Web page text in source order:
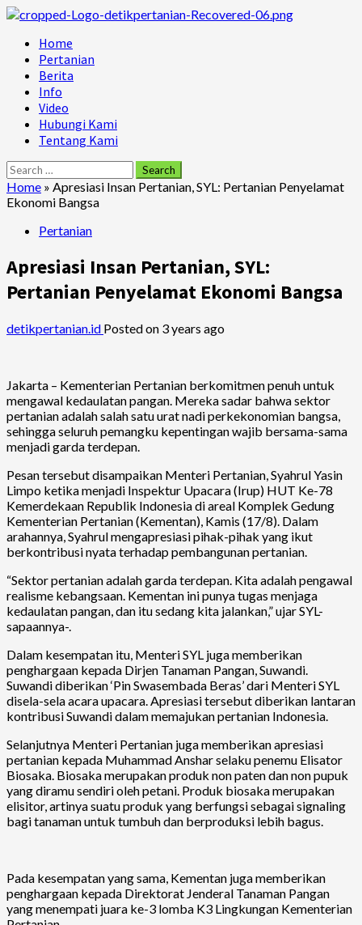
Skip
content
Primary
Menu
Home
Pertanian
Berita
Info
Video
Hubungi Kami
Tentang Kami
Search
for:
Home » Apresiasi Insan Pertanian, SYL: Pertanian Penyelamat
Ekonomi Bangsa
Pertanian
Apresiasi Insan Pertanian, SYL:
Pertanian Penyelamat Ekonomi Bangsa
detikpertanian.id Posted on 3 years ago
Jakarta – Kementerian Pertanian berkomitmen penuh untuk
mengawal kedaulatan pangan. Mereka sadar bahwa sektor
pertanian adalah salah satu urat nadi perkekonomian bangsa,
sehingga seluruh pemangku kepentingan wajib bersama-sama
menjadi garda terdepan.
Pesan tersebut disampaikan Menteri Pertanian, Syahrul Yasin
Limpo ketika menjadi Inspektur Upacara (Irup) HUT Ke-78
Kemerdekaan Republik Indonesia di areal Komplek Gedung
Kementerian Pertanian (Kementan), Kamis (17/8). Dalam
arahannya, Syahrul mengapresiasi pihak-pihak yang ikut
berkontribusi nyata terhadap pembangunan pertanian.
“Sektor pertanian adalah garda terdepan. Kita adalah pengawal
realisme kebangsaan. Kementan ini punya tugas menjaga
kedaulatan pangan, dan itu sedang kita jalankan,” ujar SYL-
sapaannya-.
Dalam kesempatan itu, Menteri SYL juga memberikan
penghargaan kepada Dirjen Tanaman Pangan, Suwandi.
Suwandi diberikan ‘Pin Swasembada Beras’ dari Menteri SYL
disela-sela acara upacara. Apresiasi tersebut diberikan lantaran
kontribusi Suwandi dalam memajukan pertanian Indonesia.
Selanjutnya Menteri Pertanian juga memberikan apresiasi
pertanian kepada Muhammad Anshar selaku penemu Elisator
Biosaka. Biosaka merupakan produk non paten dan non pupuk
yang diramu sendiri oleh petani. Produk biosaka merupakan
elisitor, artinya suatu produk yang berfungsi sebagai signaling
bagi tanaman untuk tumbuh dan berproduksi lebih bagus.
Pada kesempatan yang sama, Kementan juga memberikan
penghargaan kepada Direktorat Jenderal Tanaman Pangan
yang menempati juara ke-3 lomba K3 Lingkungan Kementerian